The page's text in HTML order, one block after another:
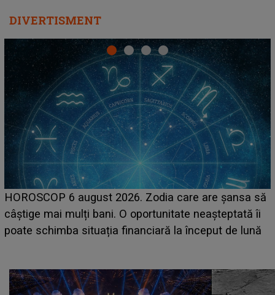
DIVERTISMENT
LINE-UP UNTOLD ONE, prima zi. Cine sunt artiștii
care deschid festivalul și de la ce ore au loc cele mai
așteptate concerte pe scena principală?